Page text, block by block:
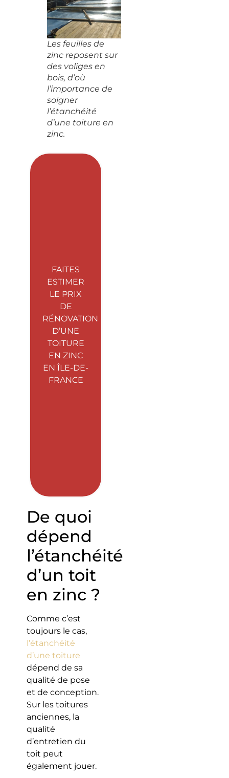
Les feuilles de
zinc reposent sur
des voliges en
bois, d’où
l’importance de
soigner
l’étanchéité
d’une toiture en
zinc.
FAITES
ESTIMER
LE PRIX
DE
RÉNOVATION
D’UNE
TOITURE
EN ZINC
EN ÎLE-DE-
FRANCE
De quoi
dépend
l’étanchéité
d’un toit
en zinc ?
Comme c’est
toujours le cas,
l’étanchéité
d’une toiture
dépend de sa
qualité de pose
et de conception.
Sur les toitures
anciennes, la
qualité
d’entretien du
toit peut
également jouer.